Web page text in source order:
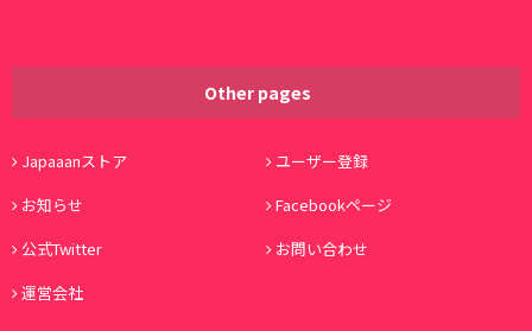
Other pages
Japaaanストア
ユーザー登録
お知らせ
Facebookページ
公式Twitter
お問い合わせ
運営会社